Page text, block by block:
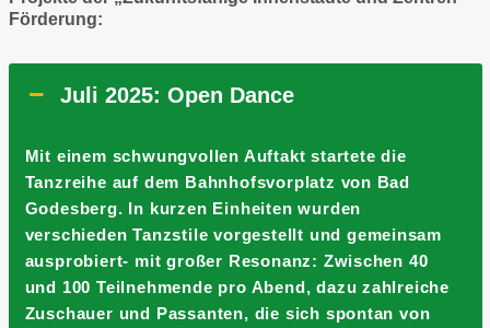
Förderung:
Juli 2025: Open Dance
Mit einem schwungvollen Auftakt startete die
Tanzreihe auf dem Bahnhofsvorplatz von Bad
Godesberg. In kurzen Einheiten wurden
verschieden Tanzstile vorgestellt und gemeinsam
ausprobiert- mit großer Resonanz: Zwischen 40
und 100 Teilnehmende pro Abend, dazu zahlreiche
Zuschauer und Passanten, die sich spontan von